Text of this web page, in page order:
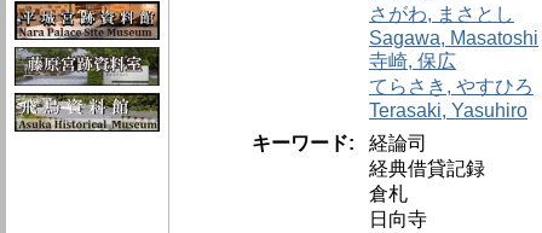
さがわ, まさとし
Sagawa, Masatoshi
寺崎, 保広
てらさき, やすひろ
Terasaki, Yasuhiro
キーワード:
経論司
経典借貸記録
倉札
日向寺